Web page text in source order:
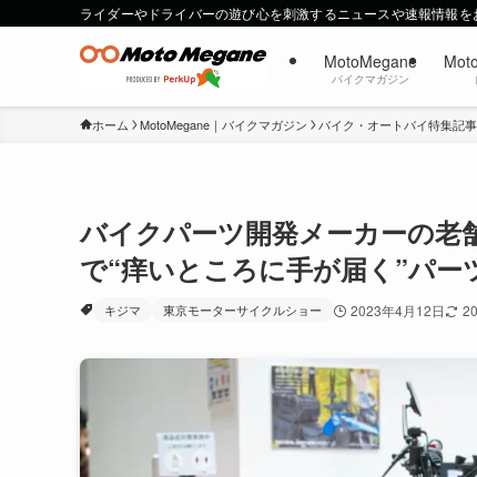
ライダーやドライバーの遊び心を刺激するニュースや速報情報
MotoMegane
バイクマガジン
ホーム MotoMegane｜バイクマガジン バイク・オートバイ特集記事
バイクパーツ開発メーカーの老
で“痒いところに手が届く”パー
キジマ 東京モーターサイクルショー 2023年4月12日